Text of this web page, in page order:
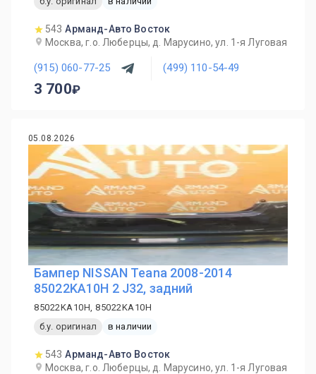
543 Арманд-Авто Восток
Москва, г.о. Люберцы, д. Марусино, ул. 1-я Луговая
(915) 060-77-25 (499) 110-54-49
3 700
05.08.2026
Бампер NISSAN Teana 2008-2014
85022KA10H 2 J32, задний
85022KA10H, 85022KA10H
б.у. оригинал
в наличии
543 Арманд-Авто Восток
Москва, г.о. Люберцы, д. Марусино, ул. 1-я Луговая